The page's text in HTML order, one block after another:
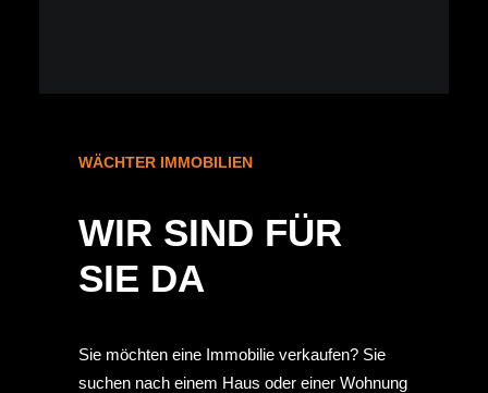
WÄCHTER IMMOBILIEN
WIR SIND FÜR
SIE DA
Sie möchten eine Immobilie verkaufen? Sie
suchen nach einem Haus oder einer Wohnung